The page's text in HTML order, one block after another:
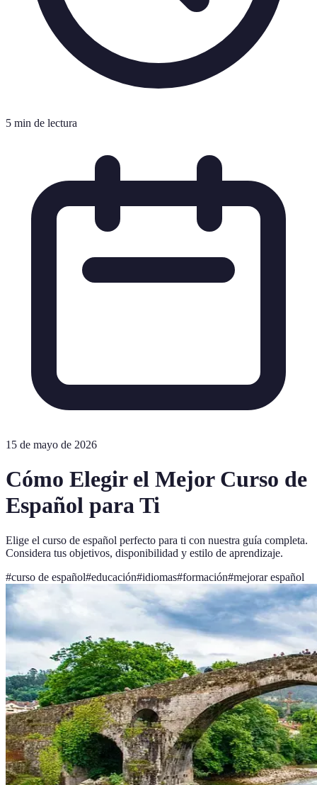
5 min de lectura
15 de mayo de 2026
Cómo Elegir el Mejor Curso de
Español para Ti
Elige el curso de español perfecto para ti con nuestra guía completa.
Considera tus objetivos, disponibilidad y estilo de aprendizaje.
#curso de español#educación#idiomas#formación#mejorar español